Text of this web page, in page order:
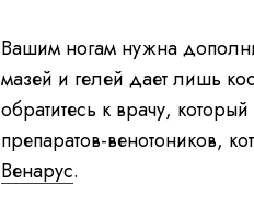
Вашим ногам нужна
мазей и гелей дает лишь
обратитесь к врачу,
препаратов-венотоников,
Венарус.